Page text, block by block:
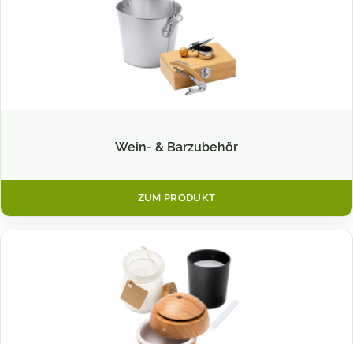
Wein- & Barzubehör
ZUM PRODUKT